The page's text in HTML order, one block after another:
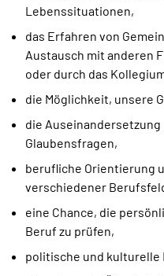
Lebenssituationen,
das Erfahren von
Austausch mit anderen
oder durch das
die Möglichkeit, unsere
die
Glaubensfragen,
berufliche Orientierung
verschiedener
eine Chance, die
Beruf zu prüfen,
politische und kulturelle